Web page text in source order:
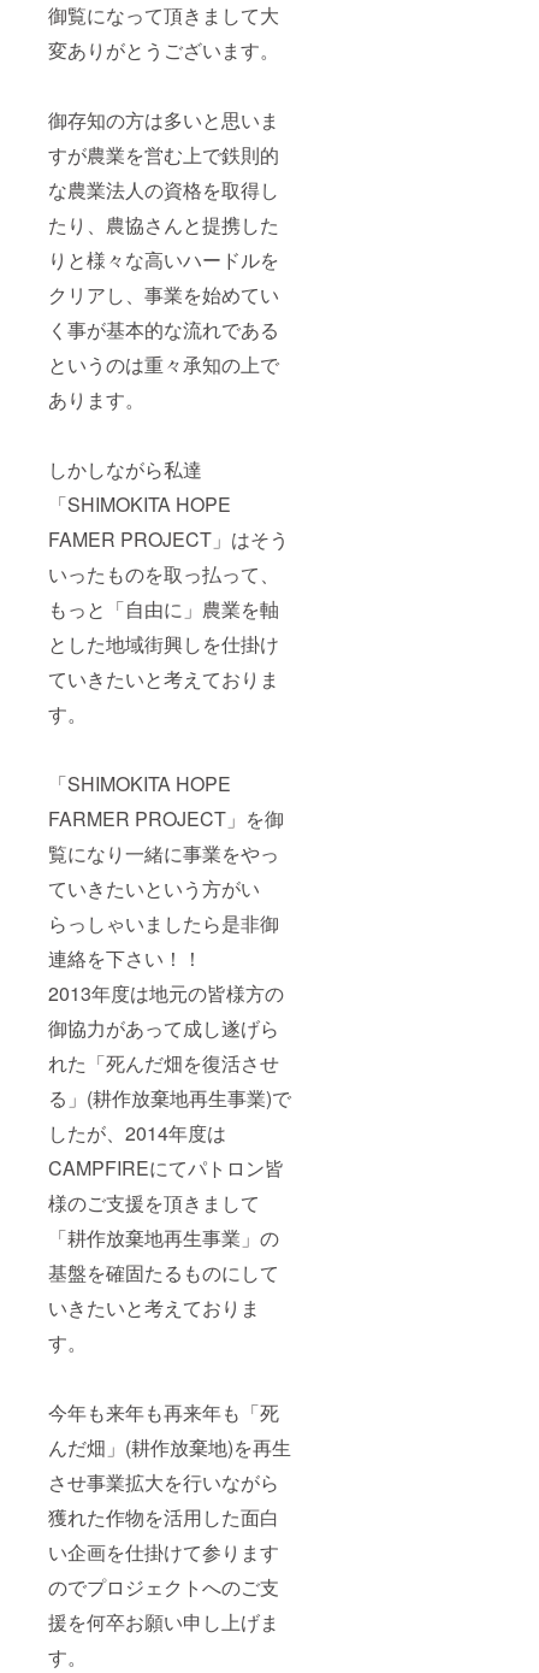
御覧になって頂きまして大
変ありがとうございます。
御存知の方は多いと思いま
すが農業を営む上で鉄則的
な農業法人の資格を取得し
たり、農協さんと提携した
りと様々な高いハードルを
クリアし、事業を始めてい
く事が基本的な流れである
というのは重々承知の上で
あります。
しかしながら私達
「SHIMOKITA HOPE
FAMER PROJECT」はそう
いったものを取っ払って、
もっと「自由に」農業を軸
とした地域街興しを仕掛け
ていきたいと考えておりま
す。
「SHIMOKITA HOPE
FARMER PROJECT」を御
覧になり一緒に事業をやっ
ていきたいという方がい
らっしゃいましたら是非御
連絡を下さい！！
2013年度は地元の皆様方の
御協力があって成し遂げら
れた「死んだ畑を復活させ
る」(耕作放棄地再生事業)で
したが、2014年度は
CAMPFIREにてパトロン皆
様のご支援を頂きまして
「耕作放棄地再生事業」の
基盤を確固たるものにして
いきたいと考えておりま
す。
今年も来年も再来年も「死
んだ畑」(耕作放棄地)を再生
させ事業拡大を行いながら
獲れた作物を活用した面白
い企画を仕掛けて参ります
のでプロジェクトへのご支
援を何卒お願い申し上げま
す。